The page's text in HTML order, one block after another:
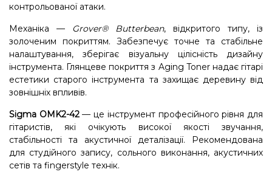
контрольованої атаки.
Механіка — Grover® Butterbean, відкритого типу, із
золоченим покриттям. Забезпечує точне та стабільне
налаштування, зберігає візуальну цілісність дизайну
інструмента. Глянцеве покриття з Aging Toner надає гітарі
естетики старого інструмента та захищає деревину від
зовнішніх впливів.
Sigma OMK2-42— це інструмент професійного рівня для
гітаристів, які очікують високої якості звучання,
стабільності та акустичної деталізації. Рекомендована
для студійного запису, сольного виконання, акустичних
сетів та fingerstyle технік.